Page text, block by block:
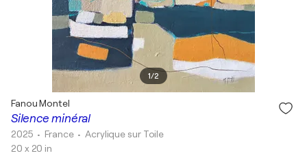
1/2
Silence minéral
Fanou Montel
2025 • France •Acrylique sur Toile
20 x 20 in